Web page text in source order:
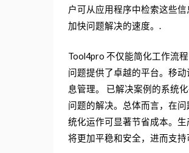
户可从应用程序中检索这些
加快问题解决的速度。.
Tool4pro 不仅能简化工作流
问题提供了卓越的平台。移
息管理。 已解决案例的系统
问题的解决。总体而言，在
统化运作可显著节省成本。
将更加平稳和安全，进而支